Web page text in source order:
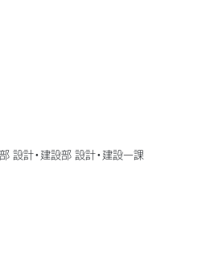
た建築実例、注目の最新情報など、住まい
ウンジです。
けします。
貸経営
ォームをご検討の方
夫など、理想の住まいを叶えるリフォーム
意しています。
値をデザインし、持続可能な未来志向のま
フォーム工事ご契約者さまとミサワホームを
お得・便利・安心なコンテンツや、ミサワホ
設計・建設部 設計・建設一課